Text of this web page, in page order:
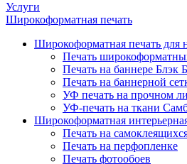
Услуги
Широкоформатная печать
Широкоформатная печать для
Печать
Печать на баннере Блэк
Печать на баннерной
УФ печать на прочном
УФ-печать на ткани
Широкоформатная
Печать на
Печать на перфопленке
Печать фотообоев